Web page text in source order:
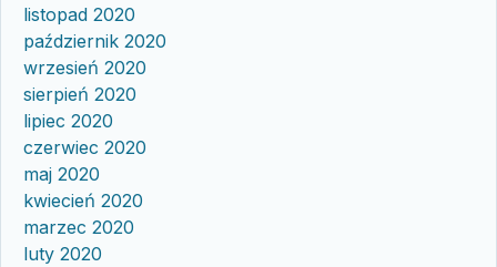
listopad 2020
październik 2020
wrzesień 2020
sierpień 2020
lipiec 2020
czerwiec 2020
maj 2020
kwiecień 2020
marzec 2020
luty 2020